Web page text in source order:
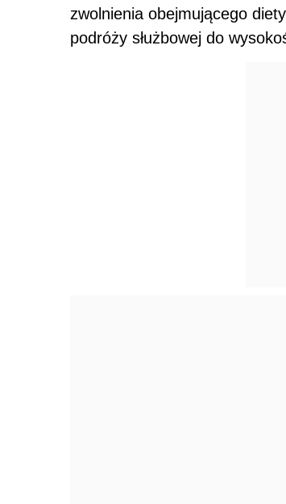
zwolnienia obejmującego
podróży służbowej do